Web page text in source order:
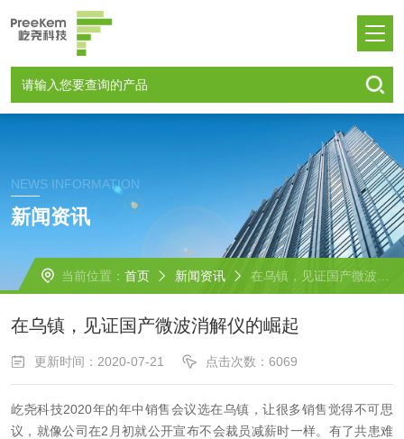
NEWS INFORMATION
新闻资讯
当前位置： 首页 新闻资讯 在乌镇，见证国产微波消解仪的崛起
在乌镇，见证国产微波消解仪的崛起
更新时间：2020-07-21 点击次数：6069
屹尧科技2020年的年中销售会议选在乌镇，让很多销售觉得不可思
议，就像公司在2月初就公开宣布不会裁员减薪时一样。有了共患难